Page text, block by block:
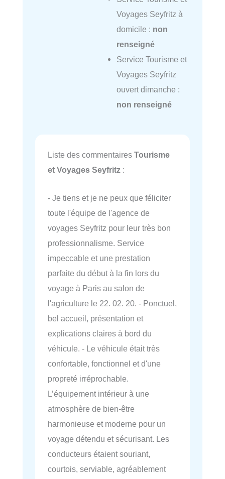
Voyages Seyfritz à
domicile : non
renseigné
Service Tourisme et
Voyages Seyfritz
ouvert dimanche :
non renseigné
Liste des commentaires Tourisme
et Voyages Seyfritz :
- Je tiens et je ne peux que féliciter
toute l'équipe de l'agence de
voyages Seyfritz pour leur très bon
professionnalisme. Service
impeccable et une prestation
parfaite du début à la fin lors du
voyage à Paris au salon de
l'agriculture le 22. 02. 20. - Ponctuel,
bel accueil, présentation et
explications claires à bord du
véhicule. - Le véhicule était très
confortable, fonctionnel et d'une
propreté irréprochable.
L’équipement intérieur à une
atmosphère de bien-être
harmonieuse et moderne pour un
voyage détendu et sécurisant. Les
conducteurs étaient souriant,
courtois, serviable, agréablement